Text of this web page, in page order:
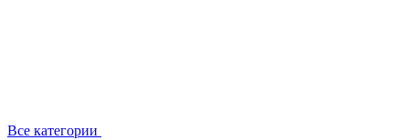
Все категории